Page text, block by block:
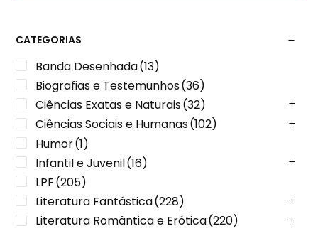
CATEGORIAS
Banda Desenhada(13)
Biografias e Testemunhos(36)
Ciências Exatas e Naturais(32)
Ciências Sociais e Humanas(102)
Humor(1)
Infantil e Juvenil(16)
LPF(205)
Literatura Fantástica(228)
Literatura Romântica e Erótica(220)